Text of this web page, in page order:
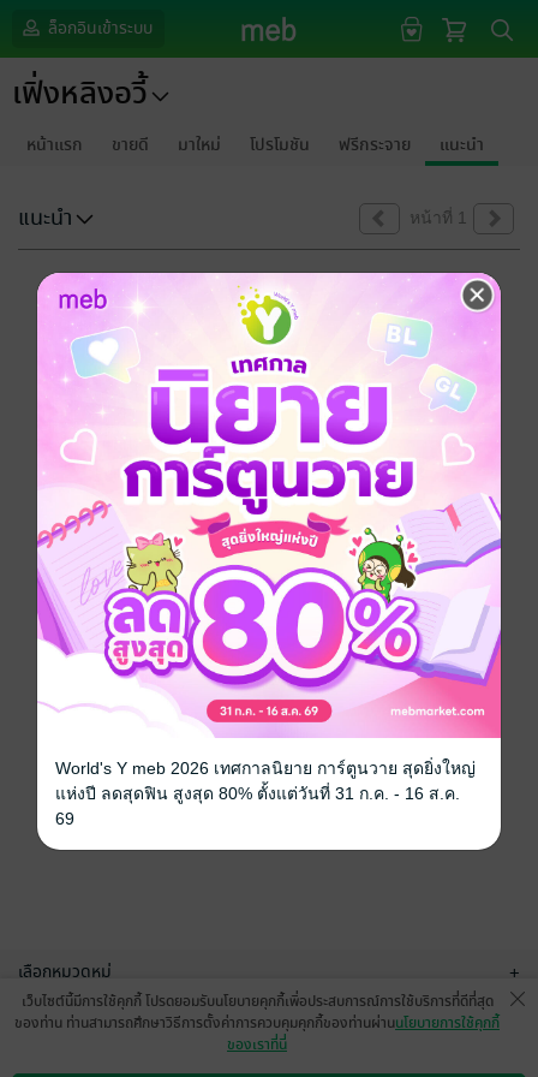
ล็อกอินเข้าระบบ
เฟิ่งหลิงอวี้
หน้าแรก ขายดี มาใหม่ โปรโมชัน ฟรีกระจาย แนะนำ
แนะนำ หน้าที่ 1
ขออภัยด้วยนะคะ
ไม่พบข้อมูลในหัวข้อที่คุณกำลังชมค่ะ
เลือกหมวดหมู่ +
บริการช่วยเหลือ
เว็บไซต์นี้มีการใช้คุกกี้ โปรดยอมรับนโยบายคุกกี้เพื่อประสบการณ์การใช้บริการที่ดีที่สุด
ของท่าน ท่านสามารถศึกษาวิธีการตั้งค่าการควบคุมคุกกี้ของท่านผ่านนโยบายการใช้คุกกี้
ของเราที่นี่
World's Y meb 2026 เทศกาลนิยาย การ์ตูนวาย สุดยิ่งใหญ่
แห่งปี ลดสุดฟิน สูงสุด 80% ตั้งแต่วันที่ 31 ก.ค. - 16 ส.ค.
69